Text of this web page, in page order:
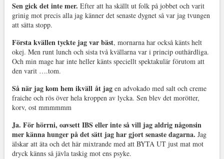
Sen gick det inte mer. Efter att ha skällt ut folk på jobbet och varit
grinig mot precis alla jag känner det senaste dygnet så var jag tvungen
att sätta stopp.
Första kvällen tyckte jag var bäst, mornarna har också känts helt
okej. Men runt lunch och sista två kvällarna var i princip outhärdliga.
Och min mage har inte heller känts speciellt spektakulär förutom att
den varit ….tom.
Så när jag kom hem ikväll åt jagen advokado med salt och creme
fraiche och rös över hela kroppen av lycka. Sen blev det morötter,
korv, ost mmmmmm
Ja. För hörrni, oavsett IBS eller inte så vill jag aldrig någonsin
mer känna hunger på det sätt jag har gjort senaste dagarna. Jag
älskar att äta och det här mixtrande med att BYTA UT just mat mot
dryck känns så jävla taskig mot ens psyke.